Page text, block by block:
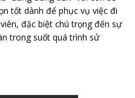
tốt dành để phục vụ việc đi
đặc biệt chú trọng đến sự
trong suốt quá trình sử